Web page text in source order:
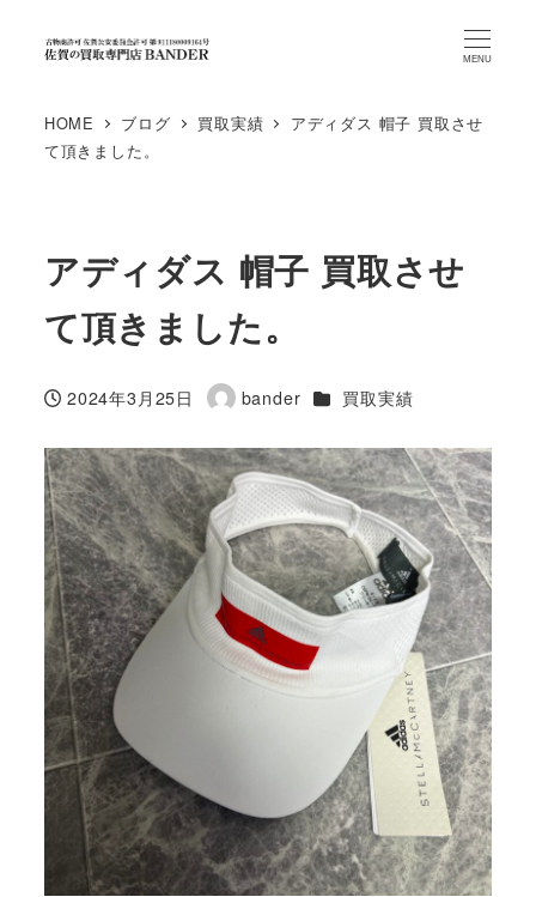
MENU
HOME ブログ 買取実績
アディダス 帽子 買取させ
て頂きました。
アディダス 帽子 買取させ
て頂きました。
投稿日
2024年3月25日
著
bander カテゴリー
買取実績